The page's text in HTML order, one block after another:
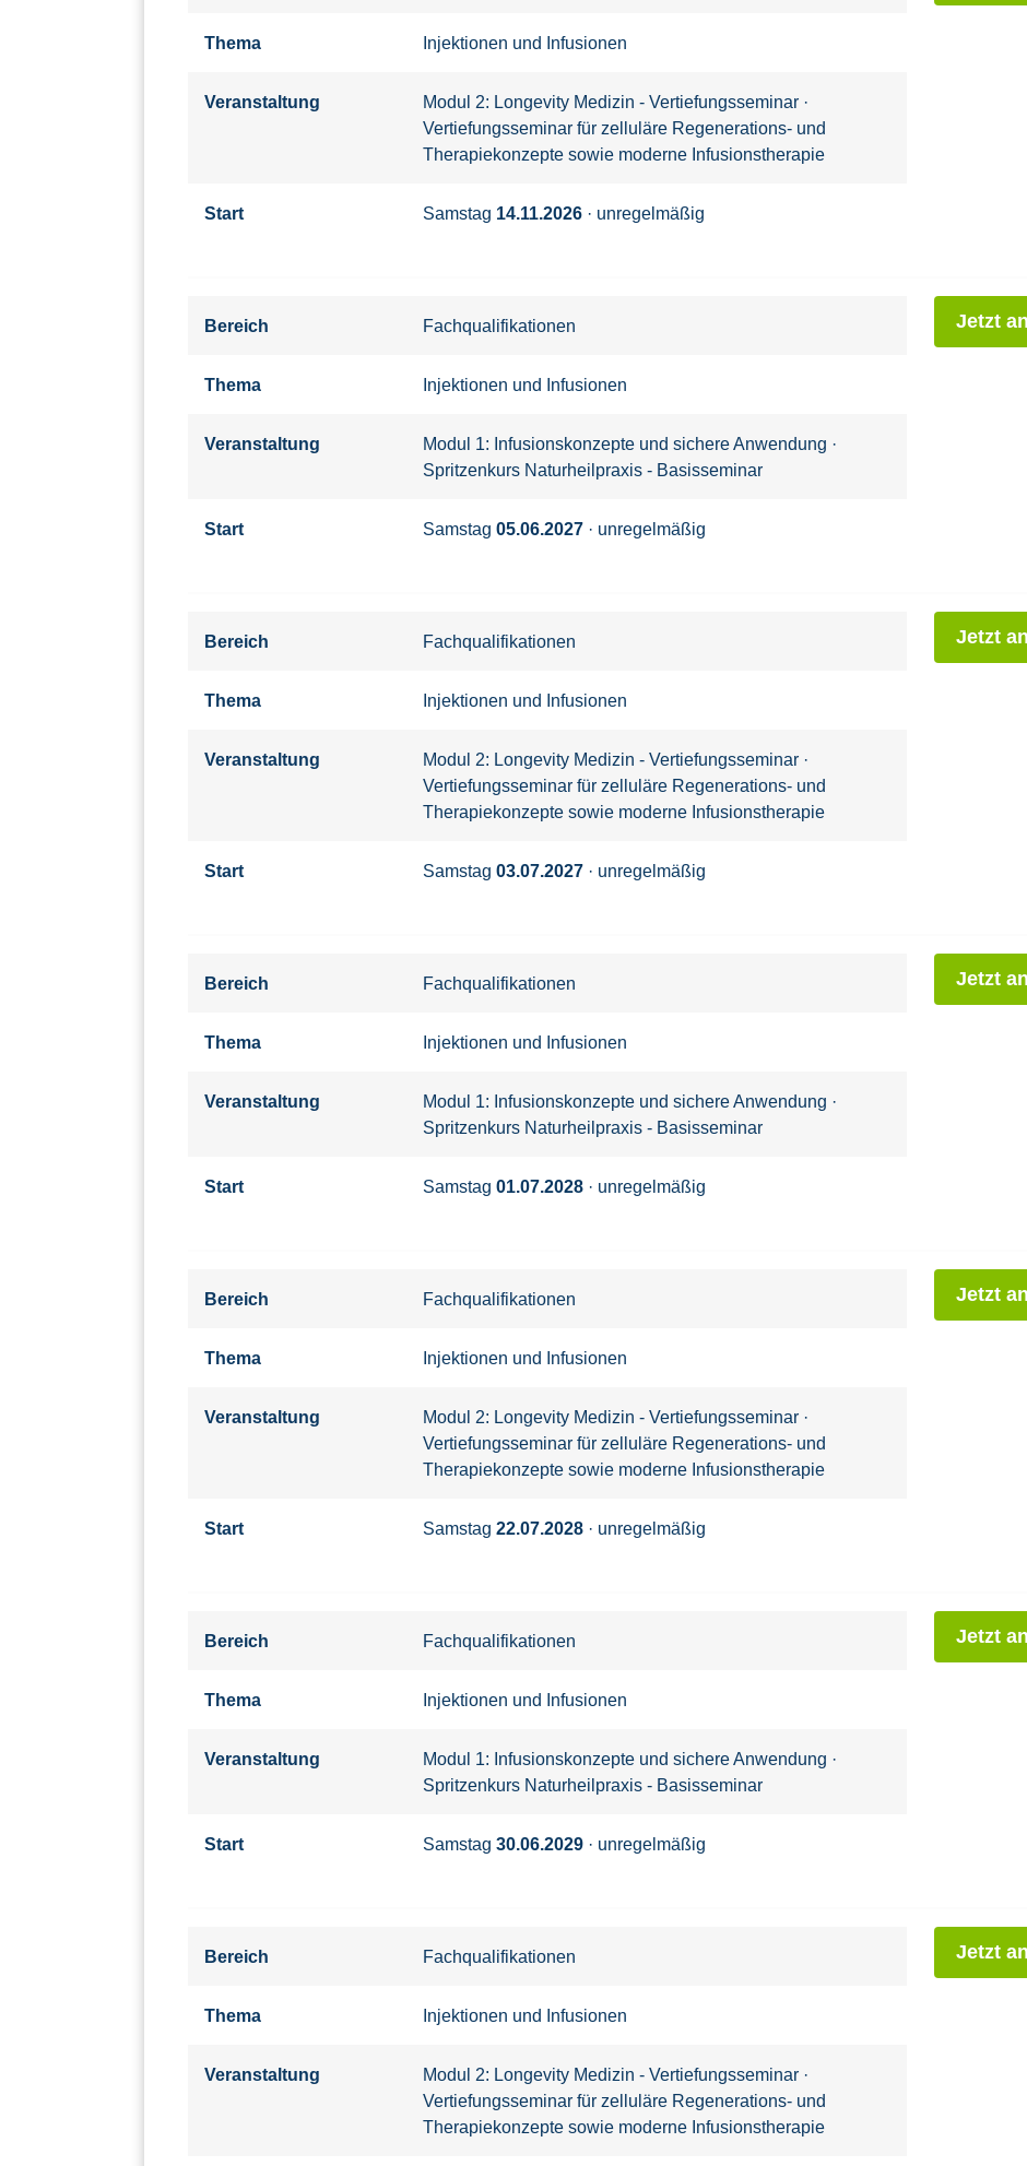
Thema Injektionen und Infusionen
Veranstaltung Modul 2: Longevity Medizin - Vertiefungsseminar ·
Vertiefungsseminar für zelluläre Regenerations- und
Therapiekonzepte sowie moderne Infusionstherapie
Start Samstag 14.11.2026 · unregelmäßig
Bereich Fachqualifikationen
Thema Injektionen und Infusionen
Veranstaltung Modul 1: Infusionskonzepte und sichere Anwendung ·
Spritzenkurs Naturheilpraxis - Basisseminar
Start Samstag 05.06.2027 · unregelmäßig
Jetzt
Bereich Fachqualifikationen
Thema Injektionen und Infusionen
Veranstaltung Modul 2: Longevity Medizin - Vertiefungsseminar ·
Vertiefungsseminar für zelluläre Regenerations- und
Therapiekonzepte sowie moderne Infusionstherapie
Start Samstag 03.07.2027 · unregelmäßig
Jetzt
Bereich Fachqualifikationen
Thema Injektionen und Infusionen
Veranstaltung Modul 1: Infusionskonzepte und sichere Anwendung ·
Spritzenkurs Naturheilpraxis - Basisseminar
Start Samstag 01.07.2028 · unregelmäßig
Jetzt
Bereich Fachqualifikationen
Thema Injektionen und Infusionen
Veranstaltung Modul 2: Longevity Medizin - Vertiefungsseminar ·
Vertiefungsseminar für zelluläre Regenerations- und
Therapiekonzepte sowie moderne Infusionstherapie
Start Samstag 22.07.2028 · unregelmäßig
Jetzt
Bereich Fachqualifikationen
Thema Injektionen und Infusionen
Veranstaltung Modul 1: Infusionskonzepte und sichere Anwendung ·
Spritzenkurs Naturheilpraxis - Basisseminar
Start Samstag 30.06.2029 · unregelmäßig
Jetzt
Bereich Fachqualifikationen
Thema Injektionen und Infusionen
Veranstaltung Modul 2: Longevity Medizin - Vertiefungsseminar ·
Vertiefungsseminar für zelluläre Regenerations- und
Therapiekonzepte sowie moderne Infusionstherapie
Jetzt